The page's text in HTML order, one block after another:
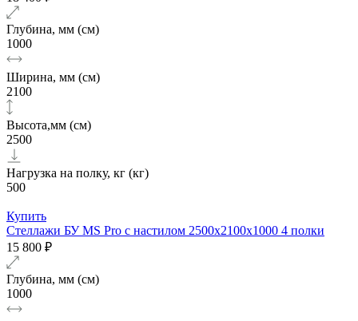
Глубина, мм (см)
1000
Ширина, мм (см)
2100
Высота,мм (см)
2500
Нагрузка на полку, кг (кг)
500
Купить
Стеллажи БУ MS Pro с настилом 2500x2100x1000 4 полки
15 800 ₽
Глубина, мм (см)
1000